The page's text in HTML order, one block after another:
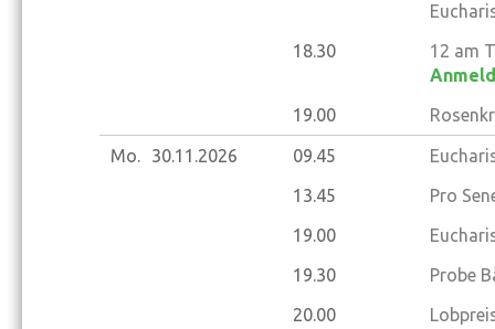
18.30
12 am
19.00
Mo. 30.11.2026 09.45
13.45
Pro
19.00
19.30
Probe
20.00